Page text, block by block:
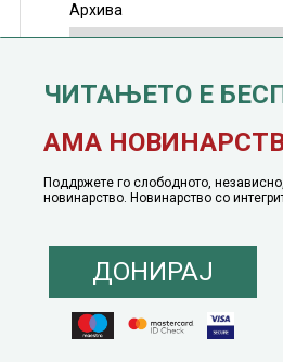
Архива
јануари, 1991 година
© 2016 - 2026 Сакам Да Кажам. Сите
Понуда за политичко
Политика на инклузија
Кодекс на
ЧИТАЊЕТО Е
АМА
Поддржете го слободното,
новинарство. Новинарство со
ДОНИРАЈ